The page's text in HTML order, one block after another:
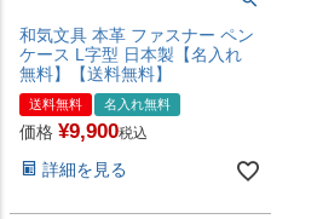
和気文具 本革 ファスナー ペン
ケース L字型 日本製【名入れ
無料】【送料無料】
送料無料 名入れ無料
価格 ¥9,900税込
詳細を見る